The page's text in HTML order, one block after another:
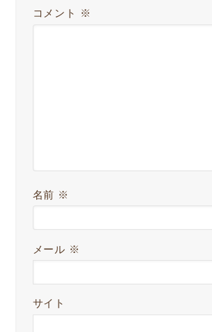
コメント ※
名前 ※
メール ※
サイト